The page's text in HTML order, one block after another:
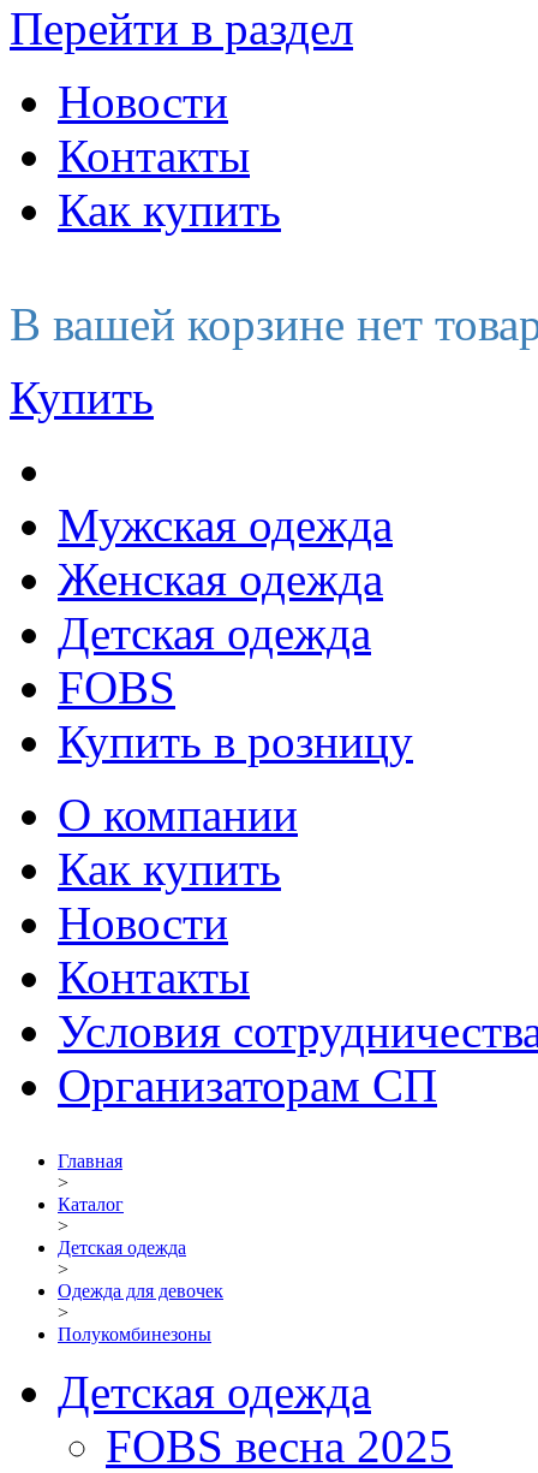
Перейти в раздел
Новости
Контакты
Как купить
В вашей корзине нет
Купить
Мужская одежда
Женская одежда
Детская одежда
FOBS
Купить в розницу
О компании
Как купить
Новости
Контакты
Условия
Организаторам СП
Главная
>
Каталог
>
Детская одежда
>
Одежда для девочек
>
Полукомбинезоны
Детская одежда
FOBS весна 2025